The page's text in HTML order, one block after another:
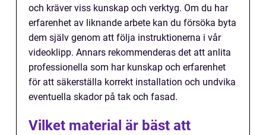
och kräver viss kunskap och verktyg. Om du har
erfarenhet av liknande arbete kan du försöka byta
dem själv genom att följa instruktionerna i vår
videoklipp. Annars rekommenderas det att anlita
professionella som har kunskap och erfarenhet
för att säkerställa korrekt installation och undvika
eventuella skador på tak och fasad.
Vilket material är bäst att